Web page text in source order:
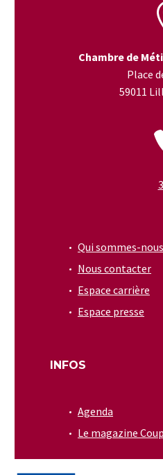
Chambre de
Place
59011
Qui sommes-
Nous contacter
Espace carrière
Espace presse
INFOS
Agenda
Le magazine